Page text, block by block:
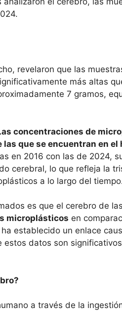
revelaron que las
más altas
7 gramos,
concentraciones de
que se encuentran en el
en 2016 con las de 2024,
cerebral, lo que refleja la
a lo largo del
es que el cerebro de
microplásticos en
establecido un enlace
datos son
a través de la